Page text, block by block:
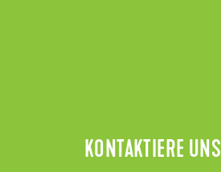
KONTAKTIERE UNS